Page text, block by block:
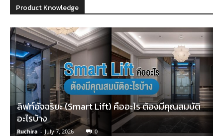
Product Knowledge
ลิฟท์อัจฉริยะ (Smart Lift) คืออะไร ต้องมีคุณสมบัติ
อะไรบ้าง
Ruchira - July 7, 2026 0